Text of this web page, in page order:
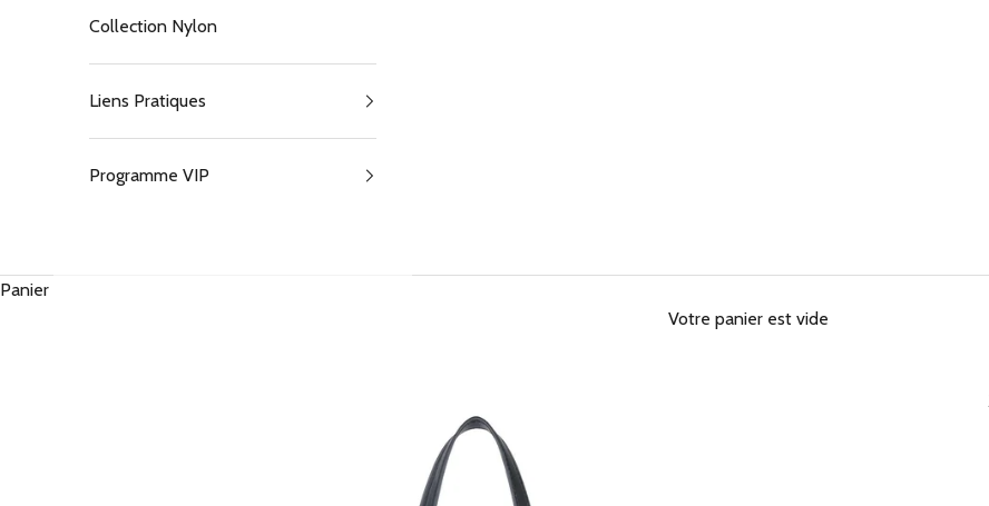
Collection Nylon
Liens Pratiques
Programme VIP
Panier
Votre panier est vide